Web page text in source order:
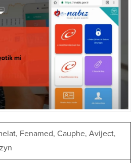
Fenamed, Cauphe, Aviject,